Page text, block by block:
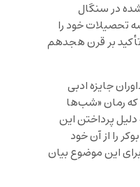
در سنگال
تحصیلات خود را
تأکید بر قرن هجدهم
جایزه ادبی
یادآوری کرد که رمان «شب‌ها
پرداختن این
را از آن خود
این موضوع بیان